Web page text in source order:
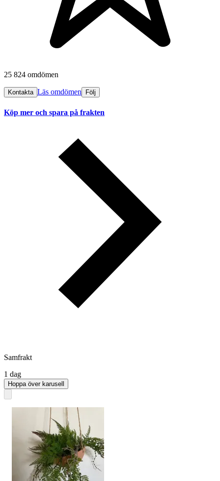
25 824 omdömen
Kontakta Läs omdömen Följ
Köp mer och spara på frakten
Samfrakt
1 dag
Hoppa över karusell